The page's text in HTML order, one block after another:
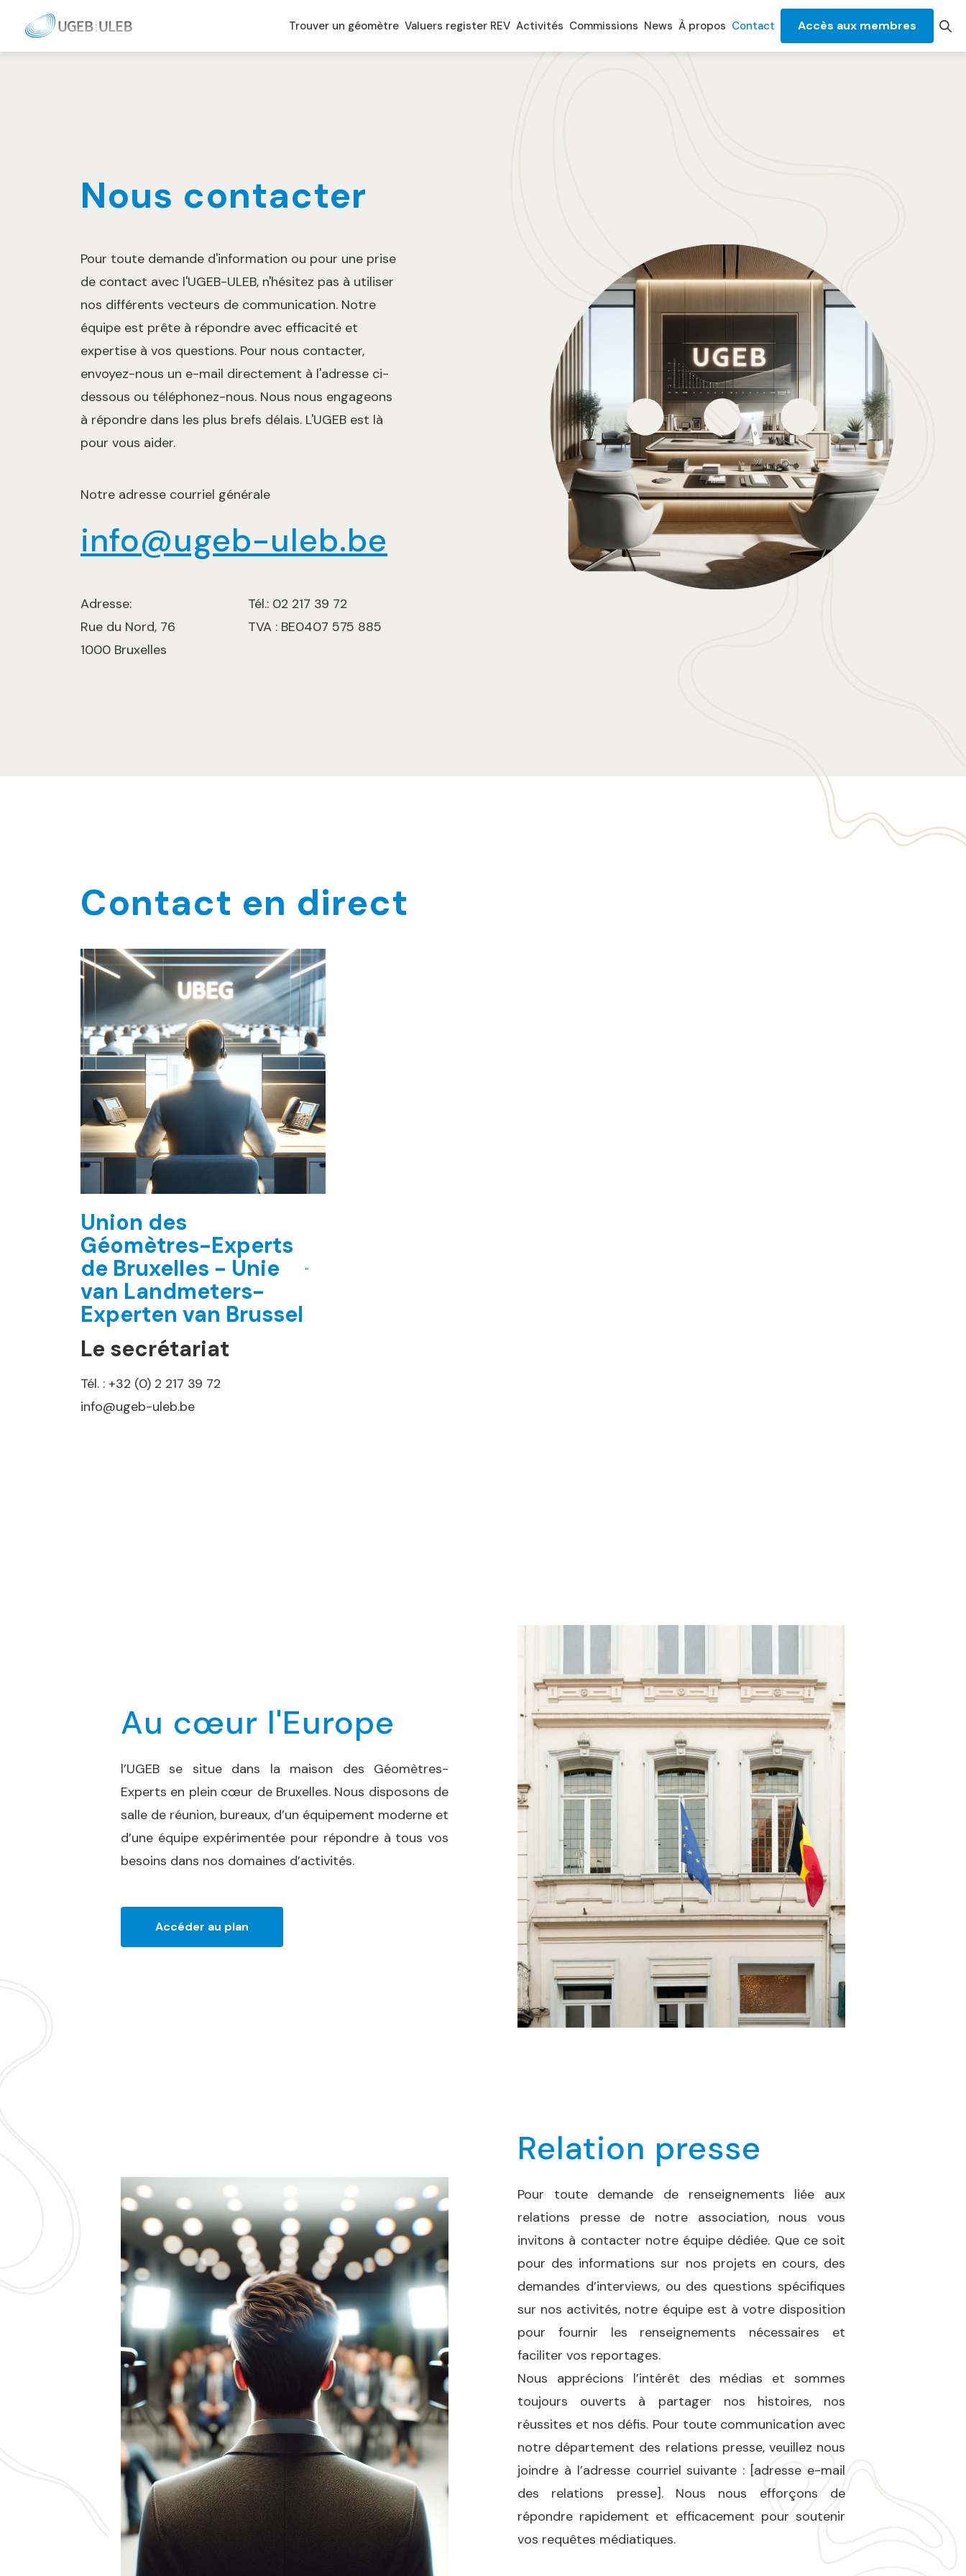
Trouver un géomètre Valuers register REV Activités Commissions News À propos Contact Accès aux membres
Nous contacter
Pour toute demande d'information ou pour une prise
de contact avec l'UGEB-ULEB, n'hésitez pas à utiliser
nos différents vecteurs de communication. Notre
équipe est prête à répondre avec efficacité et
expertise à vos questions. Pour nous contacter,
envoyez-nous un e-mail directement à l'adresse ci-
dessous ou téléphonez-nous. Nous nous engageons
à répondre dans les plus brefs délais. L'UGEB est là
pour vous aider.
Notre adresse courriel générale
info@ugeb-uleb.be
Adresse:
Rue du Nord, 76
1000 Bruxelles
Tél.: 02 217 39 72
TVA : BE0407 575 885
Contact en direct
Union des
Géomètres-Experts
de Bruxelles - Unie
van Landmeters-
Experten van Brussel
Le secrétariat
Tél. : +32 (0) 2 217 39 72
info@ugeb-uleb.be
Au cœur l'Europe
l’UGEB se situe dans la maison des Géomètres-
Experts en plein cœur de Bruxelles. Nous disposons de
salle de réunion, bureaux, d’un équipement moderne et
d’une équipe expérimentée pour répondre à tous vos
besoins dans nos domaines d’activités.
Accéder au plan
Relation presse
Pour toute demande de renseignements liée aux
relations presse de notre association, nous vous
invitons à contacter notre équipe dédiée. Que ce soit
pour des informations sur nos projets en cours, des
demandes d’interviews, ou des questions spécifiques
sur nos activités, notre équipe est à votre disposition
pour fournir les renseignements nécessaires et
faciliter vos reportages.
Nous apprécions l’intérêt des médias et sommes
toujours ouverts à partager nos histoires, nos
réussites et nos défis. Pour toute communication avec
notre département des relations presse, veuillez nous
joindre à l’adresse courriel suivante : [adresse e-mail
des relations presse]. Nous nous efforçons de
répondre rapidement et efficacement pour soutenir
vos requêtes médiatiques.